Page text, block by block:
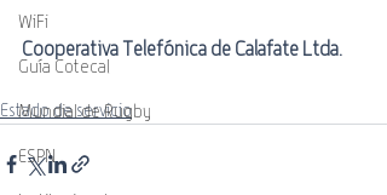
WiFi
Guía Cotecal
Mundial de Rugby
ESPN
Cooperativa Telefónica de Calafate Ltda.
Estado de servicio